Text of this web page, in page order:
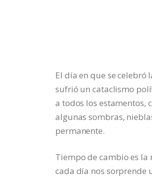
El día en que se
sufrió un cataclismo
a todos los estamentos,
algunas sombras,
permanente.
Tiempo de cambio es
cada día nos sorprende